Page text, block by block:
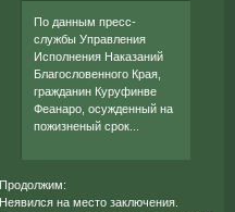
По данным пресс-
службы Управления
Исполнения Наказаний
Благословенного Края,
гражданин Куруфинве
Феанаро, осужденный на
пожизненый срок...
Продолжим:
Неявился на место заключения.